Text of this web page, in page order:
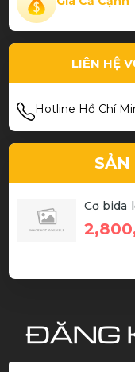
LIÊN HỆ
Hotline Hồ Chí
Cơ bida
ĐĂNG